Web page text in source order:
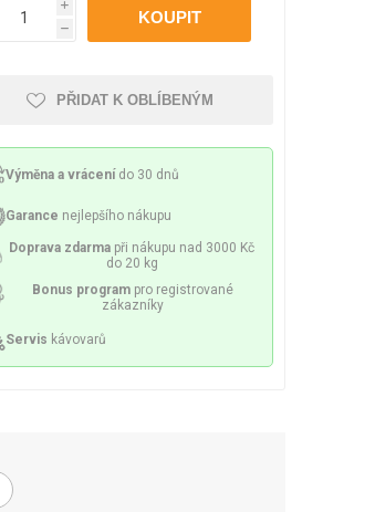
Mazivo
Čerpadla
i
h
PŘIDAT K OBLÍBENÝM
Výměna a vrácení do 30 dnů
Garance nejlepšího nákupu
Doprava zdarma při nákupu nad 3000 Kč
do 20 kg
Bonus program pro registrované
zákazníky
Servis kávovarů